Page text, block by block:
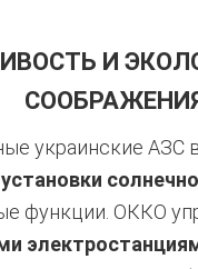
И
украинские АЗС
установки
функции. ОККО